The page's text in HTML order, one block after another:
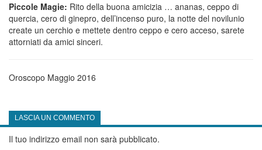
Piccole Magie: Rito della buona amicizia … ananas, ceppo di
quercia, cero di ginepro, dell’incenso puro, la notte del novilunio
create un cerchio e mettete dentro ceppo e cero acceso, sarete
attorniati da amici sinceri.
Oroscopo Maggio 2016
LASCIA UN COMMENTO
Il tuo indirizzo email non sarà pubblicato.